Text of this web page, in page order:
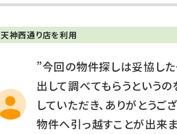
天神西通り店を利用
”今回の物件探しは妥協した
出して調べてもらうという
していただき、ありがとう
物件へ引っ越すことが出来